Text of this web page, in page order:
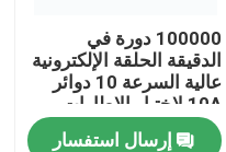
100000 دورة في
الدقيقة الحلقة الإلكترونية
عالية السرعة 10 دوائر
10A لاختبار الإطارات
الجوية
إرسال استفسار